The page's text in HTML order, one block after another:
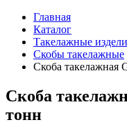
Главная
Каталог
Такелажные
Скобы такелажные
Скоба такелажная
Скоба
тонн